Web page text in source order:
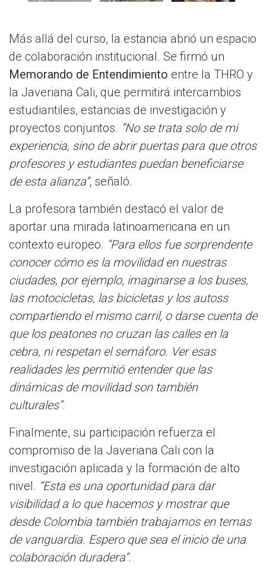
Más allá del curso, la estancia abrió un espacio
de colaboración institucional. Se firmó un
Memorando de Entendimiento entre la THRO y
la Javeriana Cali, que permitirá intercambios
estudiantiles, estancias de investigación y
proyectos conjuntos. “No se trata solo de mi
experiencia, sino de abrir puertas para que otros
profesores y estudiantes puedan beneficiarse
de esta alianza”, señaló.
La profesora también destacó el valor de
aportar una mirada latinoamericana en un
contexto europeo. “Para ellos fue sorprendente
conocer cómo es la movilidad en nuestras
ciudades, por ejemplo, imaginarse a los buses,
las motocicletas, las bicicletas y los autoss
compartiendo el mismo carril, o darse cuenta de
que los peatones no cruzan las calles en la
cebra, ni respetan el semáforo. Ver esas
realidades les permitió entender que las
dinámicas de movilidad son también
culturales”.
Finalmente, su participación refuerza el
compromiso de la Javeriana Cali con la
investigación aplicada y la formación de alto
nivel. “Esta es una oportunidad para dar
visibilidad a lo que hacemos y mostrar que
desde Colombia también trabajamos en temas
de vanguardia. Espero que sea el inicio de una
colaboración duradera”.